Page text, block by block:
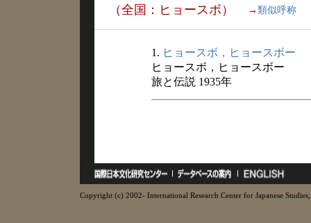
（全国：ヒョースボ） → 類似呼称
1. ヒョースボ，ヒョースボー
ヒョースボ，ヒョースボー
旅と伝説 1935年
Copyright (c) 2002- International Research Center for Japanese